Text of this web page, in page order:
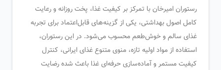
رستوران امیرخان با تمرکز بر کیفیت غذا، پخت روزانه و رعایت
کامل اصول بهداشتی، یکی از گزینه‌های قابل‌اعتماد برای تجربه
غذای سالم و خوش‌طعم محسوب می‌شود. در این رستوران،
استفاده از مواد اولیه تازه، منوی متنوع غذای ایرانی، کنترل
کیفیت مستمر و آماده‌سازی حرفه‌ای غذا باعث شده رضایت